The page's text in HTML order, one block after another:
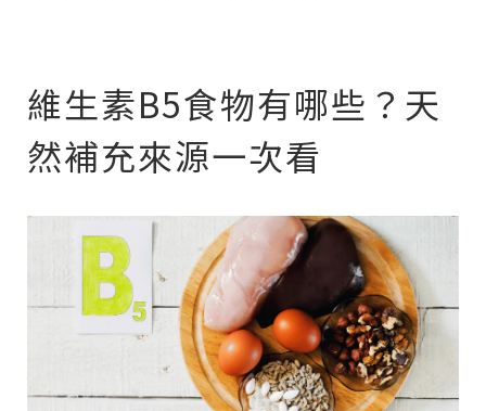
維生素B5食物有哪些？天
然補充來源一次看